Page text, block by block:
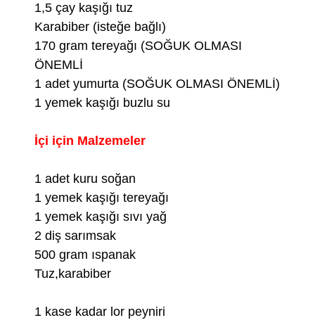
1,5 çay kaşığı tuz
Karabiber (isteğe bağlı)
170 gram tereyağı (SOĞUK OLMASI
ÖNEMLİ
1 adet yumurta (SOĞUK OLMASI ÖNEMLİ)
1 yemek kaşığı buzlu su
İçi için Malzemeler
1 adet kuru soğan
1 yemek kaşığı tereyağı
1 yemek kaşığı sıvı yağ
2 diş sarımsak
500 gram ıspanak
Tuz,karabiber
1 kase kadar lor peyniri